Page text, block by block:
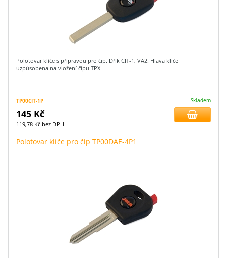
Polotovar klíče s přípravou pro čip. Dřík CIT-1, VA2. Hlava klíče
uzpůsobena na vložení čipu TPX.
TP00CIT-1P Skladem
145 Kč
119,78 Kč bez DPH
Polotovar klíče pro čip TP00DAE-4P1